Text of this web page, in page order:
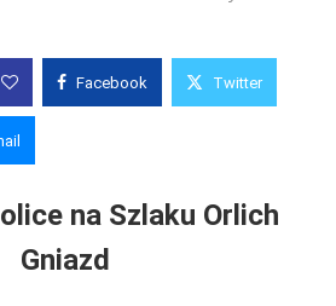
Facebook Twitter
na Szlaku Orlich
Gniazd